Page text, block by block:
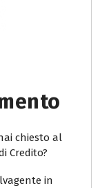
chiesto al
Credito?
in